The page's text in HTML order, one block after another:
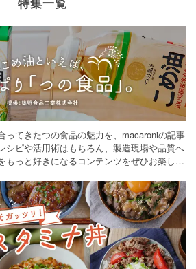
ってきたつの食品の魅力を、macaroniの記事
シピや活用術はもちろん、製造現場や品質へ
もっと好きになるコンテンツをぜひお楽しみ